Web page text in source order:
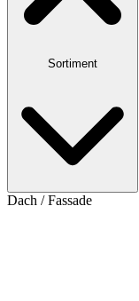
Sortiment
Dach / Fassade